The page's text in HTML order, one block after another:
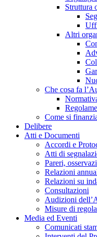
Struttura
Altri
Che cosa fa
Come si
Delibere
Atti e Documenti
Accordi e
Atti di
Pareri,
Relazioni
Relazioni su
Consultazioni
Audizioni
Misure di
Media ed Eventi
Comunicati